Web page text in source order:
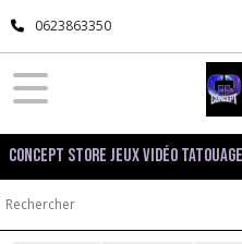
0623863350
Concept Store Jeux Vidéo